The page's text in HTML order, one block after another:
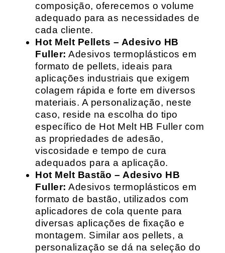
composição, oferecemos o volume
adequado para as necessidades de
cada cliente.
Hot Melt Pellets – Adesivo HB
Fuller: Adesivos termoplásticos em
formato de pellets, ideais para
aplicações industriais que exigem
colagem rápida e forte em diversos
materiais. A personalização, neste
caso, reside na escolha do tipo
específico de Hot Melt HB Fuller com
as propriedades de adesão,
viscosidade e tempo de cura
adequados para a aplicação.
Hot Melt Bastão – Adesivo HB
Fuller: Adesivos termoplásticos em
formato de bastão, utilizados com
aplicadores de cola quente para
diversas aplicações de fixação e
montagem. Similar aos pellets, a
personalização se dá na seleção do